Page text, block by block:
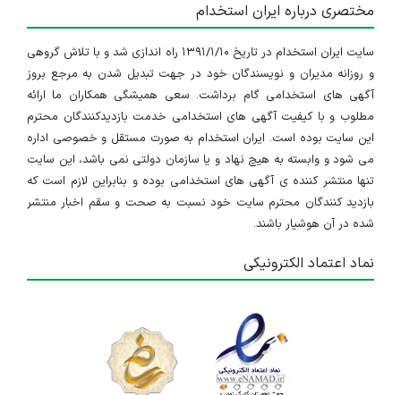
۴ سال پیش منقضی شده
کارشناس پشتیبانی و نصب نرم افزار
تهران
۴ سال پیش منقضی شده
کارشناس پذیرش و امور بیمه پرتونگاری،آزمایشگاه وداروخانه
تهران
مختصری درباره ایران استخدام
سایت ایران استخدام در تاریخ ۱۳۹۱/۱/۱۰ راه اندازی شد و با تلاش گروهی
و روزانه مدیران و نویسندگان خود در جهت تبدیل شدن به مرجع بروز
آگهی های استخدامی گام برداشت. سعی همیشگی همکاران ما ارائه
مطلوب و با کیفیت آگهی های استخدامی خدمت بازدیدکنندگان محترم
این سایت بوده است. ایران استخدام به صورت مستقل و خصوصی اداره
می شود و وابسته به هیچ نهاد و یا سازمان دولتی نمی باشد، این سایت
تنها منتشر کننده ی آگهی های استخدامی بوده و بنابراین لازم است که
بازدید کنندگان محترم سایت خود نسبت به صحت و سقم اخبار منتشر
شده در آن هوشیار باشند.
نماد اعتماد الکترونیکی